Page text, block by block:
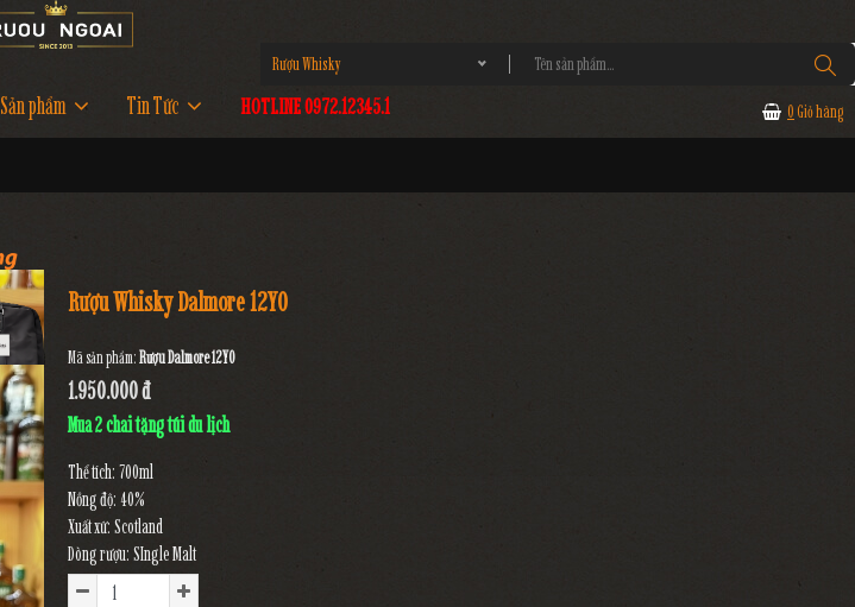
Rượu Whisky
Sản phẩm Tin Tức HOTLINE 0972.12345.1 0 Giỏ hàng
Rượu Whisky Dalmore 12YO
Mã sản phẩm:Rượu Dalmore 12YO
1.950.000 đ
Mua 2 chai tặng túi du lịch
Thể tích: 700ml
Nồng độ: 40%
Xuất xứ: Scotland
Dòng rượu: SIngle Malt